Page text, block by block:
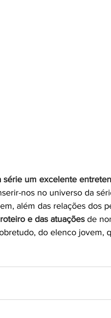
série um excelente
nos no universo da
além das relações dos
e das atuações de
do elenco jovem,